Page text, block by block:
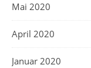
Mai 2020
April 2020
Januar 2020